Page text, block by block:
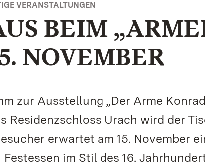
VERANSTALTUNGEN
BEIM
NOVEMBER
zur Ausstellung „Der Arme
Residenzschloss Urach wird der
erwartet am 15. November
im Stil des 16.